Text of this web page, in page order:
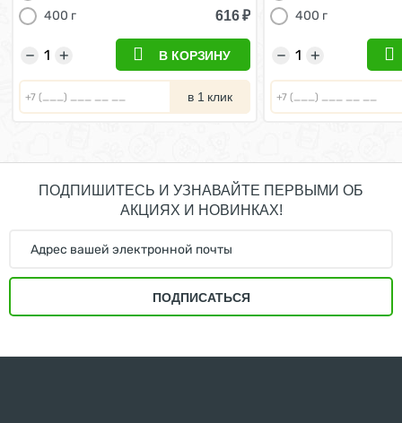
400 г
616₽
+
− В КОРЗИНУ
в 1 клик
400 г
+
−
ПОДПИШИТЕСЬ И УЗНАВАЙТЕ ПЕРВЫМИ ОБ
АКЦИЯХ И НОВИНКАХ!
ПОДПИСАТЬСЯ